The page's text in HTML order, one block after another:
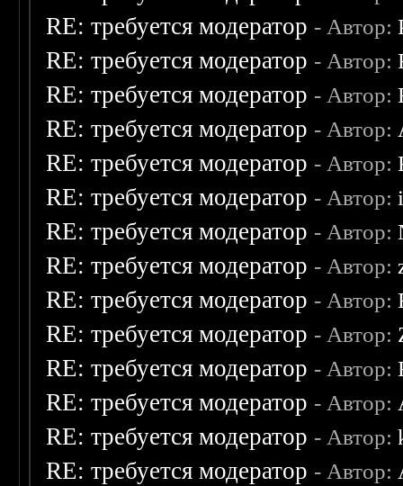
RE: требуется модератор - Автор:
RE: требуется модератор - Автор:
RE: требуется модератор - Автор:
RE: требуется модератор - Автор:
RE: требуется модератор - Автор:
RE: требуется модератор - Автор:
RE: требуется модератор - Автор:
RE: требуется модератор - Автор:
RE: требуется модератор - Автор:
RE: требуется модератор - Автор:
RE: требуется модератор - Автор:
RE: требуется модератор - Автор:
RE: требуется модератор - Автор:
RE: требуется модератор - Автор: